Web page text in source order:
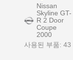
Nissan
Skyline GT-
R 2 Door
Coupe
2000
사용된 부품: 43